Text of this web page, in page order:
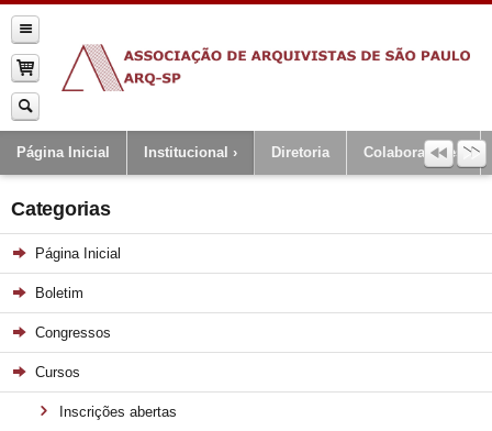
Página Inicial Institucional Diretoria Colaboradores
Categorias
Página Inicial
Boletim
Congressos
Cursos
Inscrições abertas